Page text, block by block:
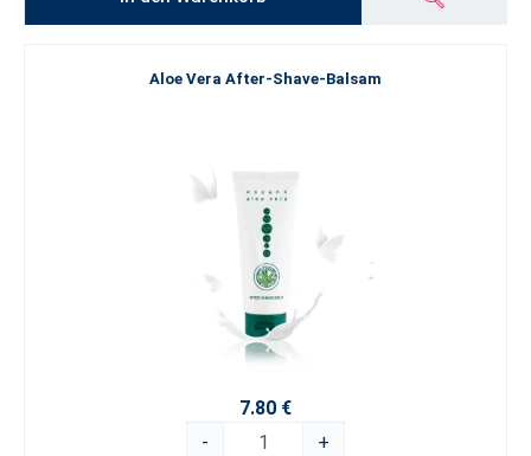
Aloe Vera After-Shave-Balsam
7.80 €
-
+